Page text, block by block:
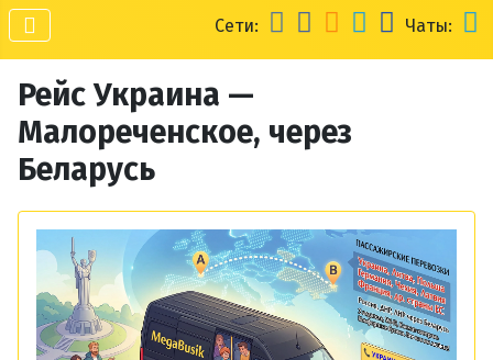
Сети: Чаты:
Рейс Украина —
Малореченское, через
Беларусь